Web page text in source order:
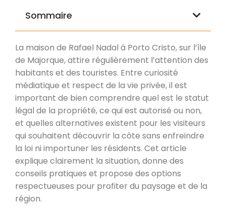
Sommaire
La maison de Rafael Nadal à Porto Cristo, sur l’île
de Majorque, attire régulièrement l’attention des
habitants et des touristes. Entre curiosité
médiatique et respect de la vie privée, il est
important de bien comprendre quel est le statut
légal de la propriété, ce qui est autorisé ou non,
et quelles alternatives existent pour les visiteurs
qui souhaitent découvrir la côte sans enfreindre
la loi ni importuner les résidents. Cet article
explique clairement la situation, donne des
conseils pratiques et propose des options
respectueuses pour profiter du paysage et de la
région.